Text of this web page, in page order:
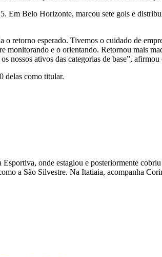
Em Belo Horizonte, marcou sete gols e
esperado. Tivemos o cuidado de
e o orientando. Retornou mais
nossos ativos das categorias de base”,
delas como titular.
onde estagiou e posteriormente
a São Silvestre. Na Itatiaia, acompanha